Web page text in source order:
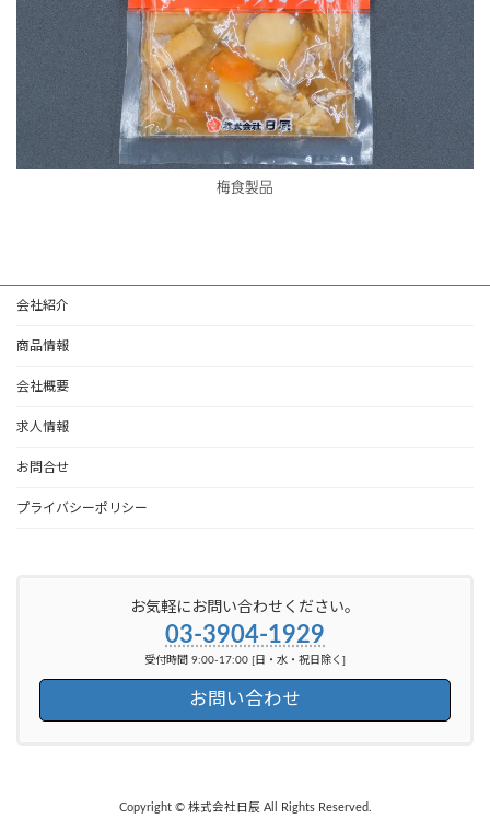
梅食製品
会社紹介
商品情報
会社概要
求人情報
お問合せ
プライバシーポリシー
お気軽にお問い合わせください。
03-3904-1929
受付時間 9:00-17:00 [日・水・祝日除く]
お問い合わせ
Copyright © 株式会社日辰 All Rights Reserved.